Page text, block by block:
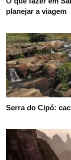
planejar a viagem
Serra do Cipó: